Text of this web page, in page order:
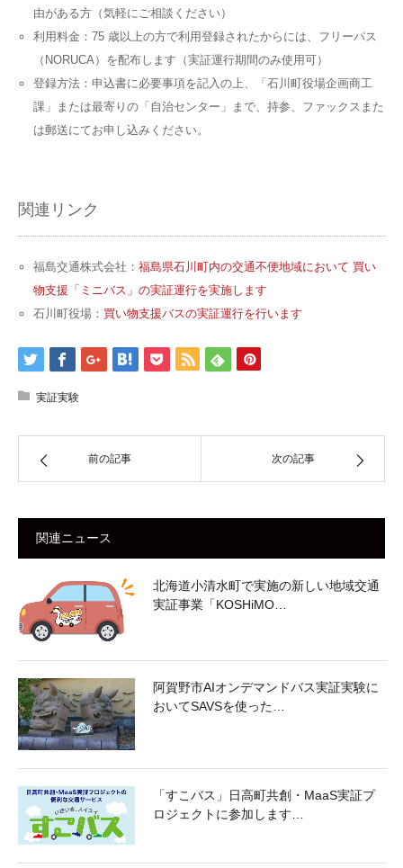
由がある方（気軽にご相談ください）
利用料金：75 歳以上の方で利用登録されたからには、フリーパス
（NORUCA）を配布します（実証運行期間のみ使用可）
登録方法：申込書に必要事項を記入の上、「石川町役場企画商工
課」または最寄りの「自治センター」まで、持参、ファックスまた
は郵送にてお申し込みください。
関連リンク
福島交通株式会社： 福島県石川町内の交通不便地域において 買い
物支援「ミニバス」の実証運行を実施します
石川町役場： 買い物支援バスの実証運行を行います
実証実験
前の記事 次の記事
関連ニュース
北海道小清水町で実施の新しい地域交通
実証事業「KOSHiMO…
阿賀野市AIオンデマンドバス実証実験に
おいてSAVSを使った…
「すこバス」日高町共創・MaaS実証プ
ロジェクトに参加します…